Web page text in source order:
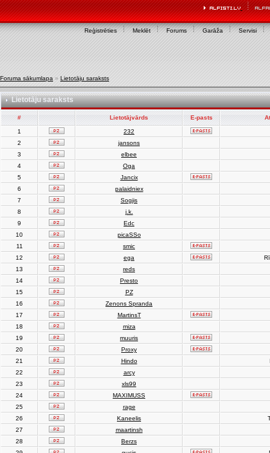
Reģistrēties Meklēt Forums Garāža Servisi
Foruma sākumlapa » Lietotāju saraksts
Lietotāju saraksts
# Lietotājvārds E-pasts
1
232
2
jansons
3
elbee
4
Oga
5
Jancix
6
palaidniex
7
Sogjis
8
j.k.
9
Edc
10
picaSSo
11
smic
12
ega
13
reds
14
Presto
15
PZ
16
Zenons Spranda
17
MartinsT
18
miza
19
muuris
20
Proxy
21
Hindo
22
arcy
23
xls99
24
MAXIMUSS
25
rage
26
Kaneelis
27
maartinsh
28
Berzs